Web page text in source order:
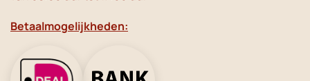
Betaalmogelijkheden: